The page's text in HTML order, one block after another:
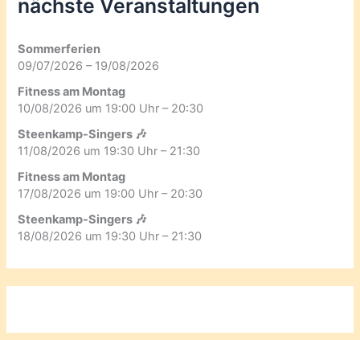
nächste Veranstaltungen
Sommerferien
09/07/2026 – 19/08/2026
Fitness am Montag
10/08/2026 um 19:00 Uhr – 20:30
Steenkamp-Singers 🎶
11/08/2026 um 19:30 Uhr – 21:30
Fitness am Montag
17/08/2026 um 19:00 Uhr – 20:30
Steenkamp-Singers 🎶
18/08/2026 um 19:30 Uhr – 21:30